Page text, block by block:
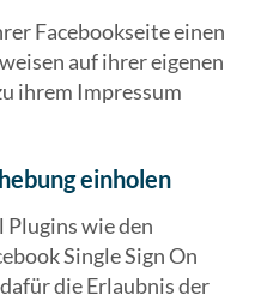
Facebookseite einen
auf ihrer eigenen
ihrem Impressum
einholen
wie den
Single Sign On
die Erlaubnis der